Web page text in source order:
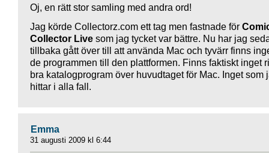
Oj, en rätt stor samling med andra ord!
Jag körde Collectorz.com ett tag men fastnade för
Collector Live som jag tycket var bättre. Nu har jag
tillbaka gått över till att använda Mac och tyvärr finns
de programmen till den plattformen. Finns faktiskt inget
bra katalogprogram över huvudtaget för Mac. Inget som
hittar i alla fall.
Emma
31 augusti 2009 kl 6:44